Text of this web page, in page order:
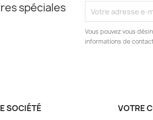
spéciales
Vous pouvez vous
informations de
SOCIÉTÉ VOTRE